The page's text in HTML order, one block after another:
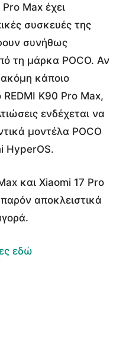
Max έχει
συσκευές της
συνήθως
τη μάρκα POCO. Αν
ακόμη κάποιο
REDMI K90 Pro Max,
ενδέχεται να
μοντέλα POCO
HyperOS.
και Xiaomi 17 Pro
αποκλειστικά
εδώ